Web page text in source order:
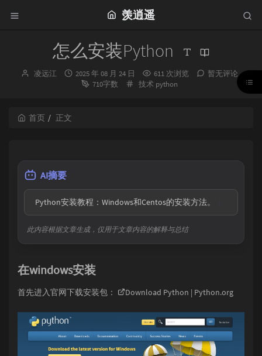
羡逍遥
怎么安装Python
博
凌远江
发
布
2025 年 08 月 24 日 611 次浏览
暂无评论
710字数
分
技术 python
首页 正文
AI摘要
  Python安装教程：Windows和Centos的安装方法。
此内容根据文章生成，仅用于文章内容的解释与总结
在windows安装
首先进入官网下载安装包： Download Python | Python.org